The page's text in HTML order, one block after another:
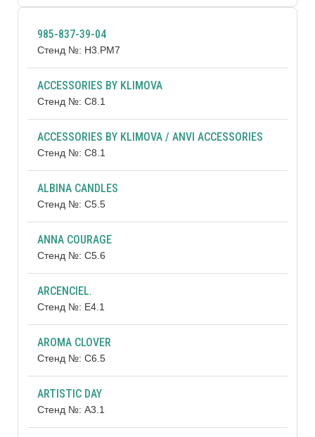
985-837-39-04
Стенд №: H3.РМ7
ACCESSORIES BY KLIMOVA
Стенд №: C8.1
ACCESSORIES BY KLIMOVA / ANVI ACCESSORIES
Стенд №: C8.1
ALBINA CANDLES
Стенд №: C5.5
ANNA COURAGE
Стенд №: C5.6
ARCENCIEL.
Стенд №: E4.1
AROMA CLOVER
Стенд №: C6.5
ARTISTIC DAY
Стенд №: A3.1